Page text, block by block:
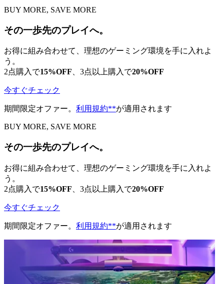
BUY MORE, SAVE MORE
その一歩先のプレイへ。
お得に組み合わせて、理想のゲーミング環境を手に入れよ
う。
2点購入で15%OFF 、3点以上購入で20%OFF
今すぐチェック
期間限定オファー。 利用規約**が適用されます
BUY MORE, SAVE MORE
その一歩先のプレイへ。
お得に組み合わせて、理想のゲーミング環境を手に入れよ
う。
2点購入で15%OFF 、3点以上購入で20%OFF
今すぐチェック
期間限定オファー。 利用規約**が適用されます